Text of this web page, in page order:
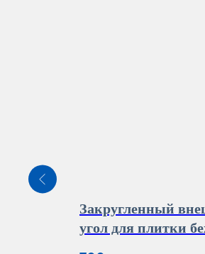
Закругленный
угол для плитки